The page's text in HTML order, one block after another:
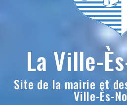
La Ville-
Site de la mairie et
Ville-Ès-